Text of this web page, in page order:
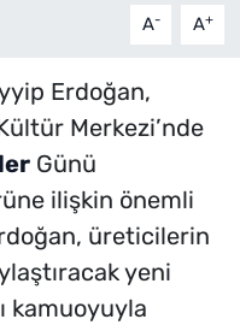
A- A+
Erdoğan,
Merkezi’nde
Günü
ilişkin önemli
üreticilerin
yeni
kamuoyuyla